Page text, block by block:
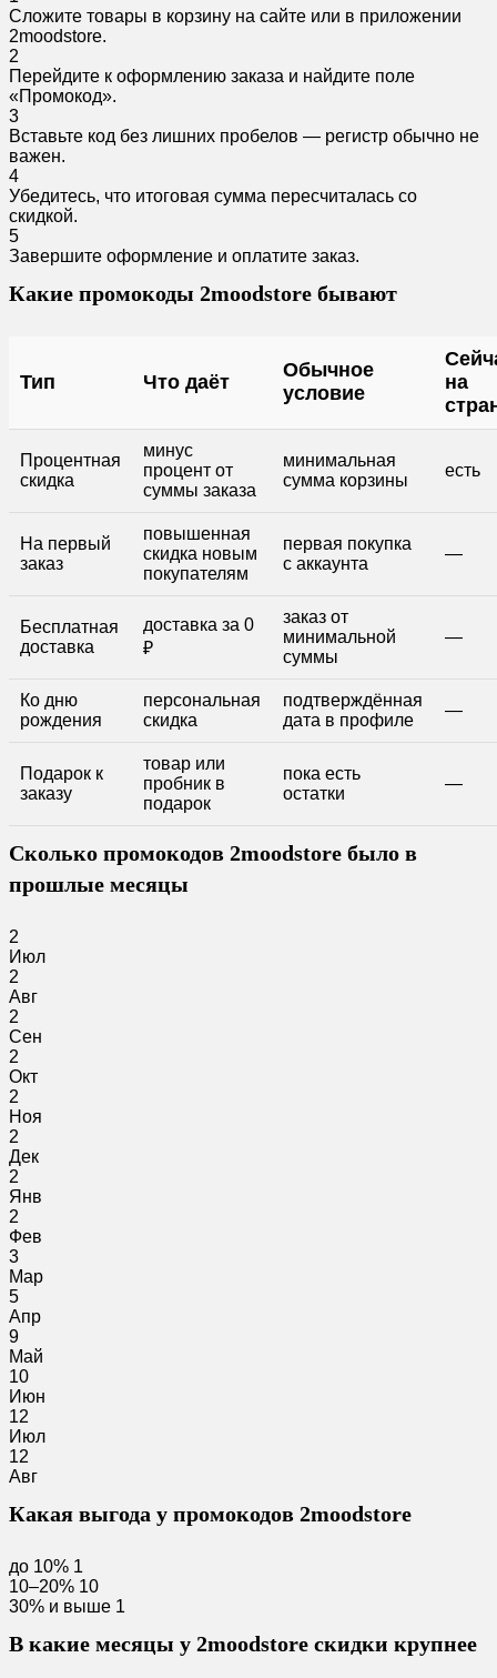
Сложите товары в корзину на сайте или в приложении
2moodstore.
2
Перейдите к оформлению заказа и найдите поле
«Промокод».
3
Вставьте код без лишних пробелов — регистр обычно не
важен.
4
Убедитесь, что итоговая сумма пересчиталась со
скидкой.
5
Завершите оформление и оплатите заказ.
Какие промокоды 2moodstore бывают
Тип Что даёт
Обычное
условие
на
Процентная
скидка
минус
процент от
суммы заказа
минимальная
сумма корзины
есть
На первый
заказ
повышенная
скидка новым
покупателям
первая покупка
с аккаунта
—
Бесплатная
доставка
доставка за 0
₽
заказ от
минимальной
суммы
—
Ко дню
рождения
персональная
скидка
подтверждённая
дата в профиле
—
Подарок к
заказу
товар или
пробник в
подарок
пока есть
остатки
—
Сколько промокодов 2moodstore было в
прошлые месяцы
2
Июл
2
Авг
2
Сен
2
Окт
2
Ноя
2
Дек
2
Янв
2
Фев
3
Мар
5
Апр
9
Май
10
Июн
12
Июл
12
Авг
Какая выгода у промокодов 2moodstore
до 10% 1
10–20% 10
30% и выше 1
В какие месяцы у 2moodstore скидки крупнее